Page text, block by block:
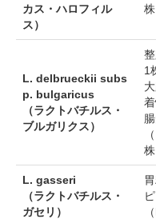
カス・ハロフィル
ス）
株
L. delbrueckii subs
p. bulgaricus
（ラクトバチルス・
ブルガリクス）
1
株
L. gasseri
（ラクトバチルス・
ガセリ）